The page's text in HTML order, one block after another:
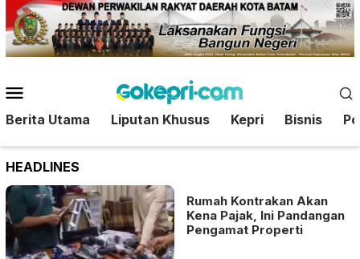
Loncat
ke
konten
Mobile
Berita Utama Liputan Khusus Kepri Bisnis
HEADLINES
Rumah Kontrakan Akan
Kena Pajak, Ini Pandangan
Pengamat Properti